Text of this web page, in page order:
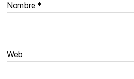
Nombre *
Web